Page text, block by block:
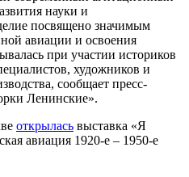
науки и
посвящено значимым
авиации и освоения
при участии историков
художников и
сообщает пресс-
Ленинские».
открылась выставка «Я
авиация 1920-е – 1950-е